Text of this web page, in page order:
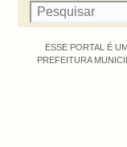
ESSE PORTAL É
PREFEITURA